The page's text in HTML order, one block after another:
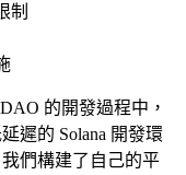
制
的開發過程中，
遲的 Solana 開發環
們構建了自己的平